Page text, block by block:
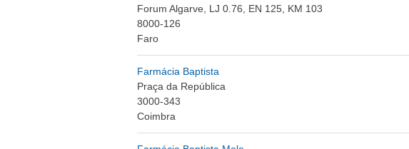
Forum Algarve, LJ 0.76, EN 125, KM 103
8000-126
Faro
Farmácia Baptista
Praça da República
3000-343
Coimbra